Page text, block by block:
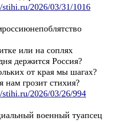
2026/03/31/1016
или на соплях
держится Россия?
от края мы шагах?
нам грозит стихия?
2026/03/26/994
военный туапсец